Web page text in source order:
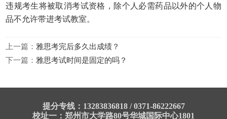
违规考生将被取消考试资格，除个人必需药品以外的个人物
品不允许带进考试教室。
上一篇： 雅思考完后多久出成绩？
下一篇： 雅思考试时间是固定的吗？
提分专线：13283836818 / 0371-86222667
校址一：郑州市大学路80号华城国际中心1801